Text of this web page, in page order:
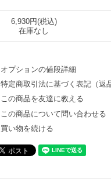
6,930円(税込)
在庫なし
オプションの値段詳細
特定商取引法に基づく表記（返
この商品を友達に教える
この商品について問い合わせる
買い物を続ける